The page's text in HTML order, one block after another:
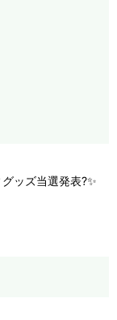
ッズ当選発表?✨